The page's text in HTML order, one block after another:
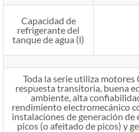
Capacidad de
refrigerante del
tanque de agua (l)
Toda la serie utiliza motores
respuesta transitoria, buena
ambiente, alta
rendimiento electromecánico
instalaciones de generación
picos (o afeitado de picos) y